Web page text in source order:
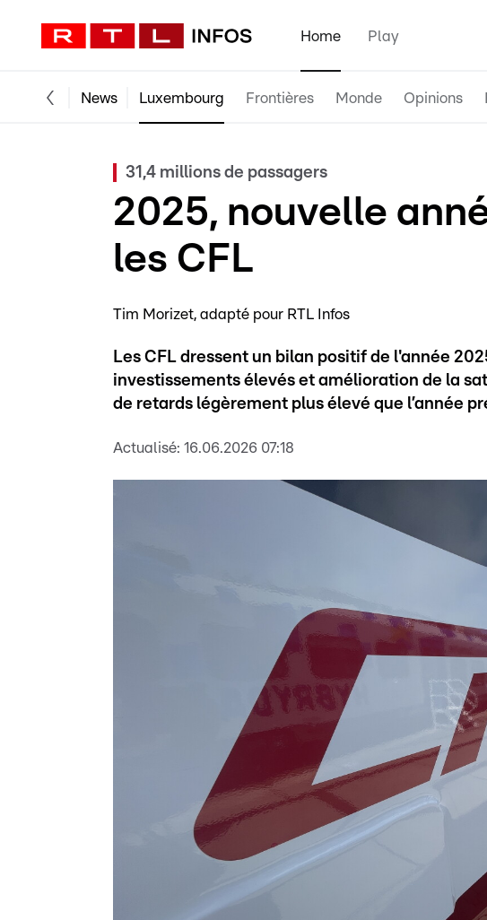
Home Play
News Luxembourg Frontières Monde Opinions
31,4 millions de passagers
2025, nouvelle
les CFL
Tim Morizet adapté pour RTL Infos
Les CFL dressent un bilan positif de l'année
investissements élevés et amélioration de la
de retards légèrement plus élevé que l’année
Actualisé: 16.06.2026 07:18